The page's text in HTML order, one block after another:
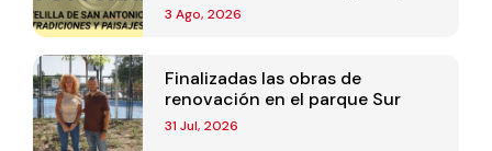
3 Ago, 2026
Finalizadas las obras de
renovación en el parque Sur
31 Jul, 2026